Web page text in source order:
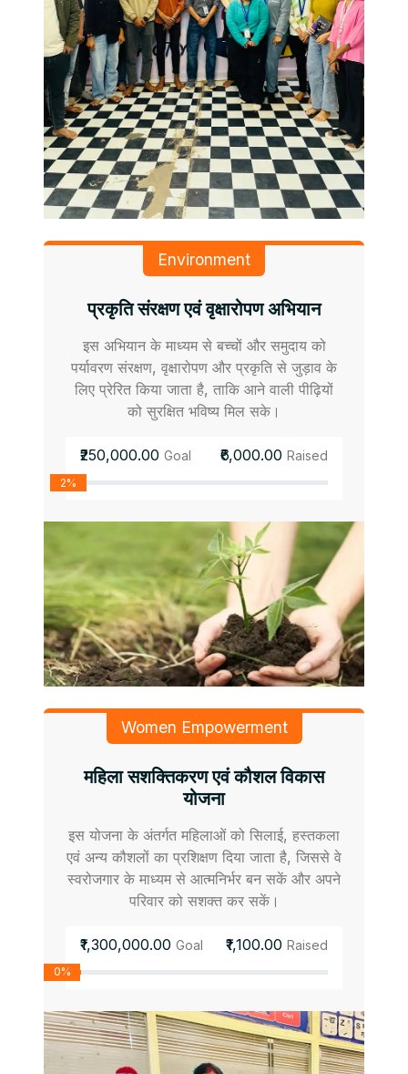
Environment
प्रकृति संरक्षण एवं वृक्षारोपण अभियान
इस अभियान के माध्यम से बच्चों और समुदाय को
पर्यावरण संरक्षण, वृक्षारोपण और प्रकृति से जुड़ाव के
लिए प्रेरित किया जाता है, ताकि आने वाली पीढ़ियों
को सुरक्षित भविष्य मिल सके।
₹250,000.00 Goal ₹6,000.00 Raised
2%
Women Empowerment
महिला सशक्तिकरण एवं कौशल विकास
योजना
इस योजना के अंतर्गत महिलाओं को सिलाई, हस्तकला
एवं अन्य कौशलों का प्रशिक्षण दिया जाता है, जिससे वे
स्वरोजगार के माध्यम से आत्मनिर्भर बन सकें और अपने
परिवार को सशक्त कर सकें।
₹1,300,000.00 Goal ₹1,100.00 Raised
0%